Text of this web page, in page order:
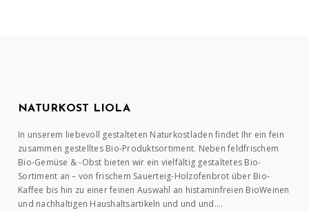
NATURKOST LIOLA
In unserem liebevoll gestalteten Naturkostladen findet Ihr ein fein
zusammen gestelltes Bio-Produktsortiment. Neben feldfrischem
Bio-Gemüse & -Obst bieten wir ein vielfältig gestaltetes Bio-
Sortiment an – von frischem Sauerteig-Holzofenbrot über Bio-
Kaffee bis hin zu einer feinen Auswahl an histaminfreien BioWeinen
und nachhaltigen Haushaltsartikeln und und und….